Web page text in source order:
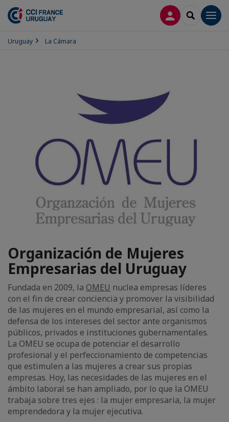
CONECTARSE
SEARCH
Uruguay La Cámara
Organización de Mujeres
Empresarias del Uruguay
Fundada en 2009, la OMEU nuclea empresas líderes
con el fin de crear conciencia y promover la visibilidad
de las mujeres en el mundo empresarial, así como la
defensa de los intereses del sector ante organismos
públicos, privados e instituciones gubernamentales.
La OMEU se ocupa de potenciar el desarrollo
profesional y el perfeccionamiento de competencias
que estimulen a las mujeres a crear sus propias
empresas. Hoy, las necesidades de las mujeres en el
ámbito laboral se han ampliado, por lo que la OMEU
trabaja sobre tres ejes : la mujer empresaria, la mujer
emprendedora y la mujer ejecutiva.